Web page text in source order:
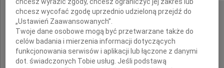
Z żalem zawiadamiamy, że w dniu
6 stycznia 2017 roku odszedł od nas
ukochany Mąż, Ojciec i Teść
chcesz wycofać zgodę uprzednio udzieloną przejdź do
„Ustawień Zaawansowanych”.
Twoje dane osobowe mogą być przetwarzane także do
celów badania i mierzenia informacji dotyczących
funkcjonowania serwisów i aplikacji lub łączone z danymi
dot. świadczonych Tobie usług. Jeśli podstawą